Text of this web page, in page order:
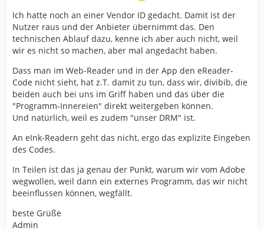
Ich hatte noch an einer Vendor ID gedacht. Damit ist der
Nutzer raus und der Anbieter übernimmt das. Den
technischen Ablauf dazu, kenne ich aber auch nicht, weil
wir es nicht so machen, aber mal angedacht haben.
Dass man im Web-Reader und in der App den eReader-
Code nicht sieht, hat z.T. damit zu tun, dass wir, divibib, die
beiden auch bei uns im Griff haben und das über die
"Programm-Innereien" direkt weitergeben können.
Und natürlich, weil es zudem "unser DRM" ist.
An eInk-Readern geht das nicht, ergo das explizite Eingeben
des Codes.
In Teilen ist das ja genau der Punkt, warum wir vom Adobe
wegwollen, weil dann ein externes Programm, das wir nicht
beeinflussen können, wegfällt.
beste Grüße
Admin